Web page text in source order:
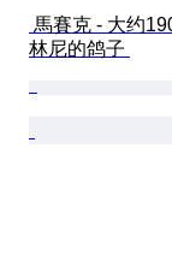
林尼的鸽子